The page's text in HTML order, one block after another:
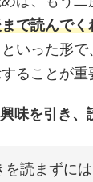
で読んで
といった形
ることが重
味を引き、
を読まずに